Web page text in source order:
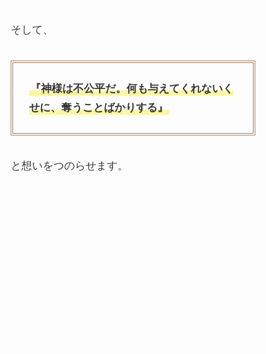
そして、
『神様は不公平だ。何も与えてくれないく
せに、奪うことばかりする』
と想いをつのらせます。